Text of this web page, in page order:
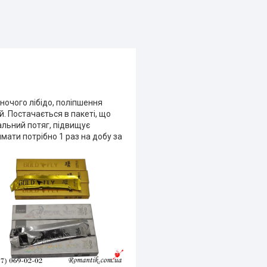
лібідо, поліпшення
Постачається в пакеті, що
потяг, підвищує
потрібно 1 раз на добу за